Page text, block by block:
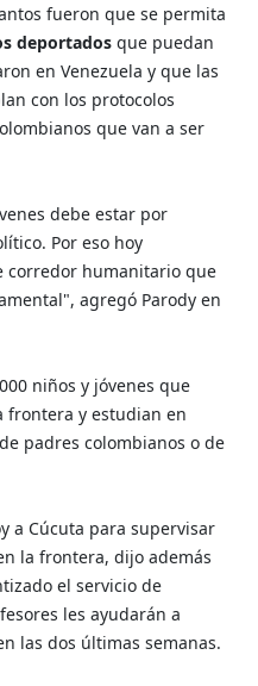
fueron que se permita
deportadosque puedan
en Venezuela y que las
con los protocolos
que van a ser
debe estar por
Por eso hoy
corredor humanitario que
agregó Parody en
niños y jóvenes que
frontera y estudian en
padres colombianos o de
a Cúcuta para supervisar
la frontera, dijo además
el servicio de
les ayudarán a
las dos últimas semanas.